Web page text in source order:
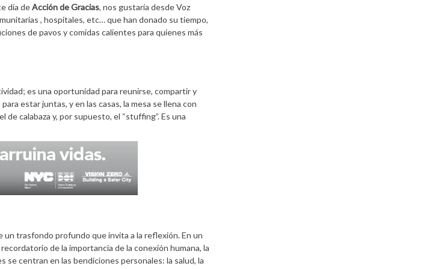
día deAcción de Gracias, nos gustaría desde Voz
, hospitales, etc… que han donado su tiempo,
de pavos y comidas calientes para quienes más
es una oportunidad para reunirse, compartir y
estar juntas, y en las casas, la mesa se llena con
calabaza y, por supuesto, el “stuffing”. Es una
trasfondo profundo que invita a la reflexión. En un
de la importancia de la conexión humana, la
se centran en las bendiciones personales: la salud, la